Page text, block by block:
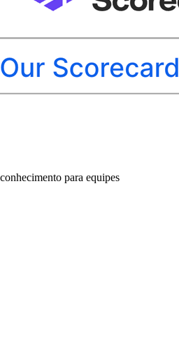
para equipes